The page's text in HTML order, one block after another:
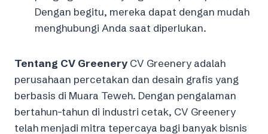
Dengan begitu, mereka dapat dengan mudah
menghubungi Anda saat diperlukan.
Tentang CV Greenery CV Greenery adalah
perusahaan percetakan dan desain grafis yang
berbasis di Muara Teweh. Dengan pengalaman
bertahun-tahun di industri cetak, CV Greenery
telah menjadi mitra tepercaya bagi banyak bisnis